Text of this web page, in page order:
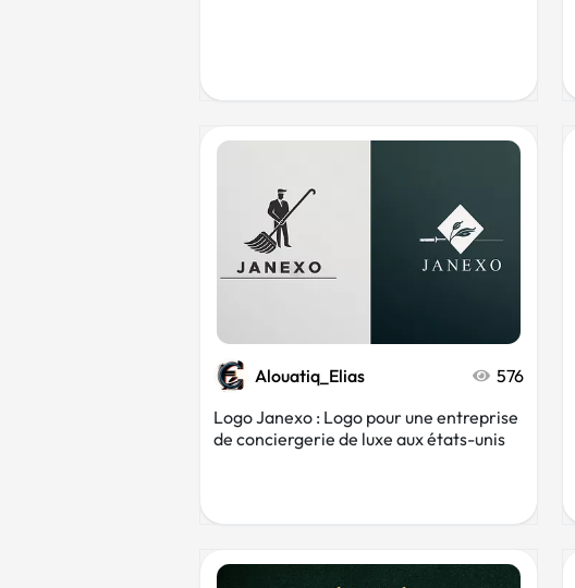
Alouatiq_Elias
576
Logo Janexo : Logo pour une entreprise
de conciergerie de luxe aux états-unis